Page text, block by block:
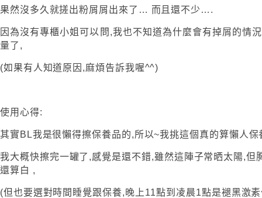
果然沒多久就搓出粉屑屑出來了… 而且還不少….
因為沒有專櫃小姐可以問,我也不知道為什麼會有掉屑的情
量了,
(如果有人知道原因,麻煩告訴我喔^^)
使用心得:
其實BL我是很懶得擦保養品的,所以~我挑這個真的算懶人
我大概快擦完一罐了,感覺是還不錯,雖然這陣子常晒太陽,但
還算白 ,
(但也要選對時間睡覺跟保養,晚上11點到凌晨1點是褪黑激